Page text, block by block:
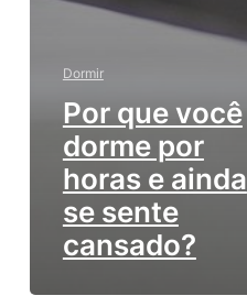
Dormir
Por que você
dorme por
horas e ainda
se sente
cansado?